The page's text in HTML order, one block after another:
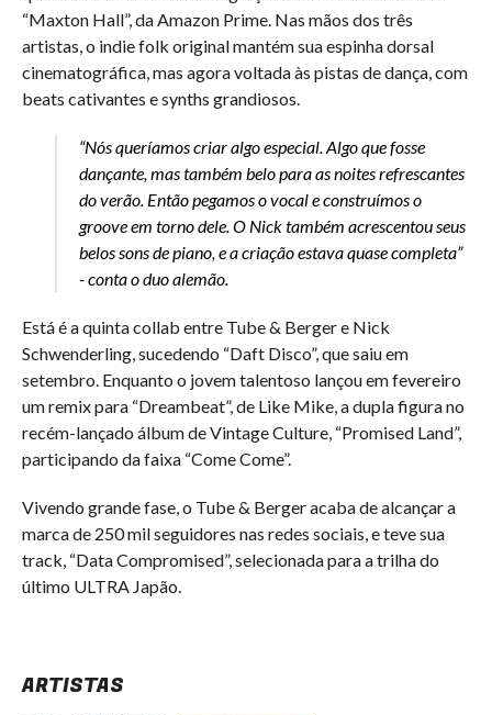
“Maxton Hall”, da Amazon Prime. Nas mãos dos três
artistas, o indie folk original mantém sua espinha dorsal
cinematográfica, mas agora voltada às pistas de dança, com
beats cativantes e synths grandiosos.
“Nós queríamos criar algo especial. Algo que fosse
dançante, mas também belo para as noites refrescantes
do verão. Então pegamos o vocal e construímos o
groove em torno dele. O Nick também acrescentou seus
belos sons de piano, e a criação estava quase completa”
- conta o duo alemão.
Está é a quinta collab entre Tube & Berger e Nick
Schwenderling, sucedendo “Daft Disco”, que saiu em
setembro. Enquanto o jovem talentoso lançou em fevereiro
um remix para “Dreambeat”, de Like Mike, a dupla figura no
recém-lançado álbum de Vintage Culture, “Promised Land”,
participando da faixa “Come Come”.
Vivendo grande fase, o Tube & Berger acaba de alcançar a
marca de 250 mil seguidores nas redes sociais, e teve sua
track, “Data Compromised”, selecionada para a trilha do
último ULTRA Japão.
ARTISTAS